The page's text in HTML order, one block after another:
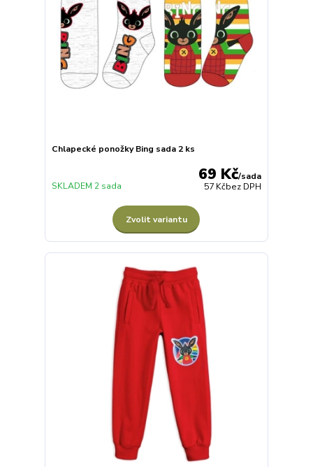
Chlapecké ponožky Bing sada 2 ks
69 Kč/sada
57 Kčbez DPH
SKLADEM 2 sada
Zvolit variantu